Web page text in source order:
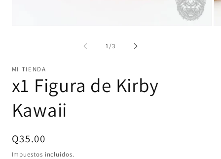
una
ventana
modal
1/de
3
MI TIENDA
x1 Figura de Kirby
Kawaii
Precio
habitual
Q35.00
Impuestos incluidos.